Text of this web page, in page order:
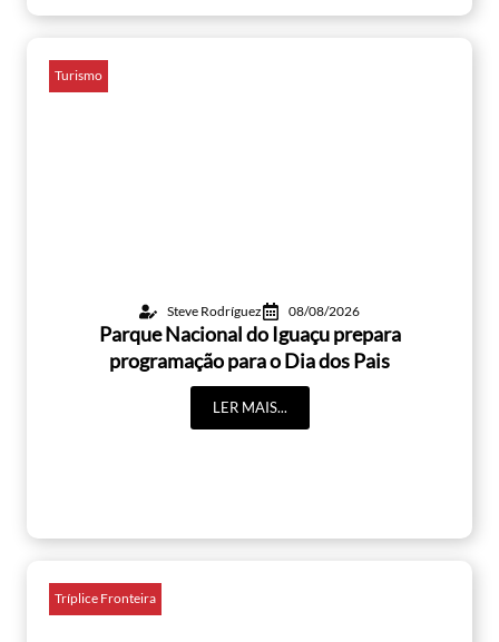
Turismo
Steve Rodríguez 08/08/2026
Parque Nacional do Iguaçu prepara
programação para o Dia dos Pais
LER MAIS...
Tríplice Fronteira